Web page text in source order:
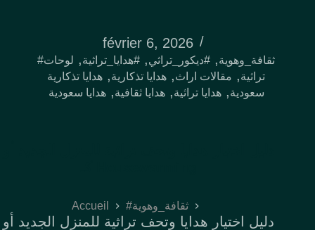
février 6, 2026
#ثقافة_وهوية, #ديكور_تراثي, #هدايا_تراثية, لوحات
تراثية, مقالات اراث, هدايا تذكارية, هدايا تذكارية
سعودية,هدايا تراثية,هدايا ثقافية,هدايا سعودية
Accueil #ثقافة_وهوية
دليل اختيار هدايا وتحف تراثية للمنزل الجديد أو